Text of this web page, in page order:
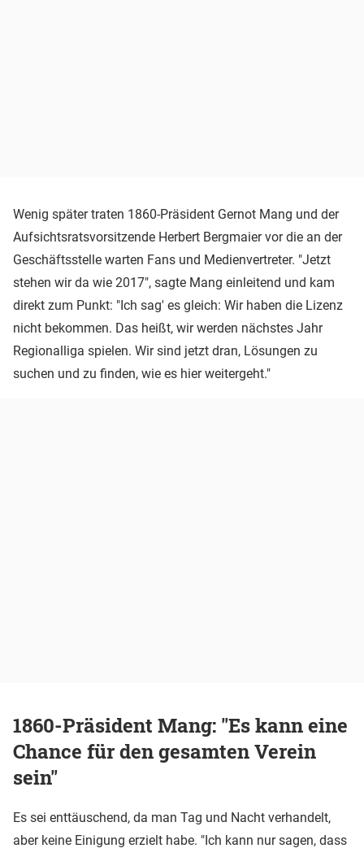
Wenig später traten 1860-Präsident Gernot Mang und der
Aufsichtsratsvorsitzende Herbert Bergmaier vor die an der
Geschäftsstelle warten Fans und Medienvertreter. "Jetzt
stehen wir da wie 2017", sagte Mang einleitend und kam
direkt zum Punkt: "Ich sag' es gleich: Wir haben die Lizenz
nicht bekommen. Das heißt, wir werden nächstes Jahr
Regionalliga spielen. Wir sind jetzt dran, Lösungen zu
suchen und zu finden, wie es hier weitergeht."
1860-Präsident Mang: "Es kann eine
Chance für den gesamten Verein
sein"
Es sei enttäuschend, da man Tag und Nacht verhandelt,
aber keine Einigung erzielt habe. "Ich kann nur sagen, dass